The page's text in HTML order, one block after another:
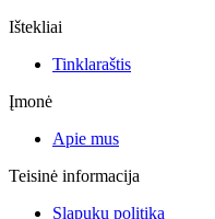
Ištekliai
Tinklaraštis
Įmonė
Apie mus
Teisinė informacija
Slapukų politika